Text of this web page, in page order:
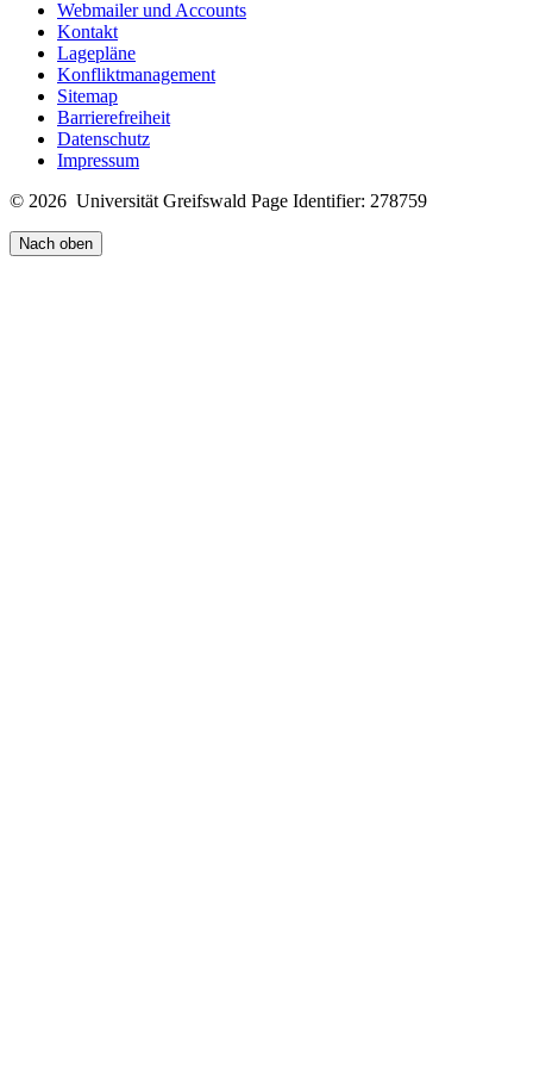
Webmailer und Accounts
Kontakt
Lagepläne
Konfliktmanagement
Sitemap
Barrierefreiheit
Datenschutz
Impressum
© 2026 Universität Greifswald Page Identifier: 278759
Nach oben